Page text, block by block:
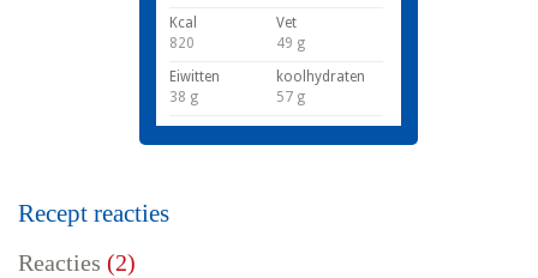
Kcal
820
Vet
49 g
Eiwitten
38 g
koolhydraten
57 g
Recept reacties
Reacties(2)